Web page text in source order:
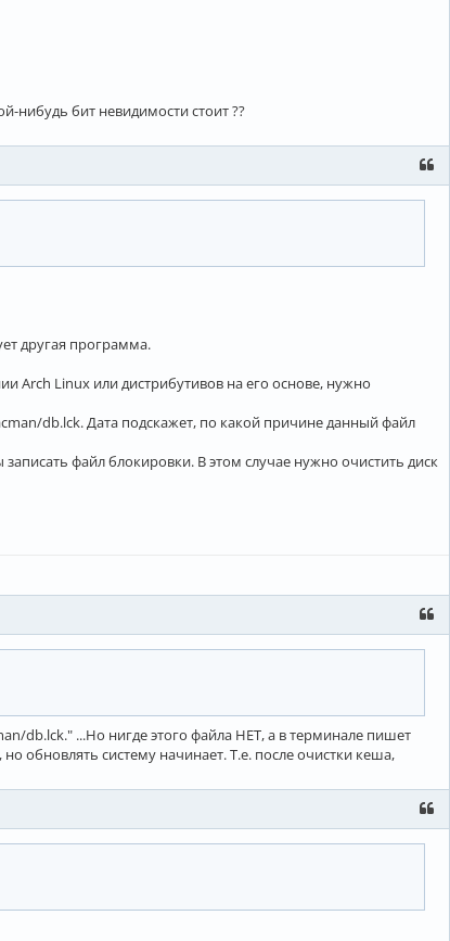
нибудь бит невидимости стоит ??
другая программа.
Arch Linux или дистрибутивов на его основе, нужно
db.lck. Дата подскажет, по какой причине данный файл
файл блокировки. В этом случае нужно очистить диск
db.lck." ...Но нигде этого файла НЕТ, а в терминале пишет
обновлять систему начинает. Т.е. после очистки кеша,